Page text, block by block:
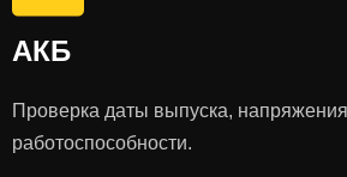
АКБ
Проверка даты выпуска,
работоспособности.